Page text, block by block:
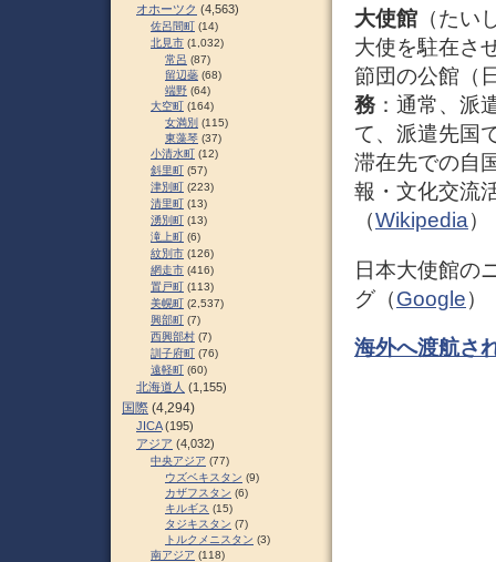
大使館 （たい
大使を駐在さ
節団の公館（
務 ：通常、派
て、派遣先国
滞在先での自
報・文化交流
（Wikipedia）
日本大使館の
グ（Google）
海外へ渡航さ
オホーツク (4,563)
佐呂間町 (14)
北見市 (1,032)
常呂 (87)
留辺蘂 (68)
端野 (64)
大空町 (164)
女満別 (115)
東藻琴 (37)
小清水町 (12)
斜里町 (57)
津別町 (223)
清里町 (13)
湧別町 (13)
滝上町 (6)
紋別市 (126)
網走市 (416)
置戸町 (113)
美幌町 (2,537)
興部町 (7)
西興部村 (7)
訓子府町 (76)
遠軽町 (60)
北海道人 (1,155)
国際 (4,294)
JICA(195)
アジア (4,032)
中央アジア (77)
ウズベキスタン (9)
カザフスタン (6)
キルギス (15)
タジキスタン (7)
トルクメニスタン (3)
南アジア (118)